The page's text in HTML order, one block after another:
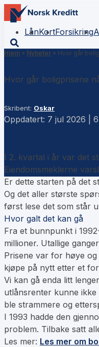
LånKortForsikring
Hjem » Nyheter » Hvor går
Hvor går boligprisene
Skribent: Oskar
Oppdatert: 7 jul 2026 |
I 2. kvartal i år var det
Eiendomsmeklerne
Er dette starten på det
Og det aller største
først lese det som står
Hvor galt det kan gå
Fra et bunnpunkt i
millioner. Utallige
Prisene var for høye
kjøpe på nytt etter et
Vi kan gå enda litt
utlånsrenter kunne
ble strammere og
I 1993 hadde den
problem. Tilbake satt
Les mer: Les mer om